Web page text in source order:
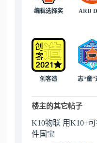
编辑选择奖 ARD
创客造 志“童”
楼主的其它帖子
K10物联 用K10+
件国宝